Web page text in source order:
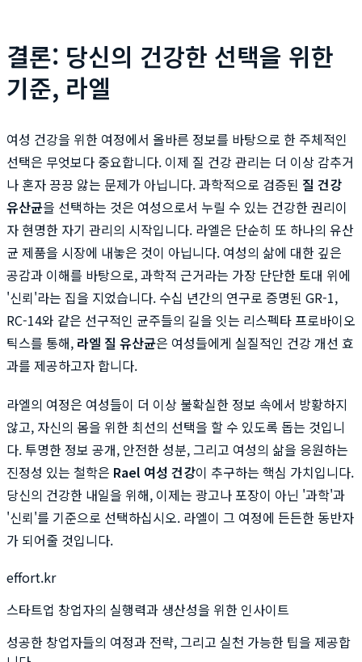
결론: 당신의 건강한 선택을 위한
기준, 라엘
여성 건강을 위한 여정에서 올바른 정보를 바탕으로 한 주체적인
선택은 무엇보다 중요합니다. 이제 질 건강 관리는 더 이상 감추거
나 혼자 끙끙 앓는 문제가 아닙니다. 과학적으로 검증된 질 건강
유산균을 선택하는 것은 여성으로서 누릴 수 있는 건강한 권리이
자 현명한 자기 관리의 시작입니다. 라엘은 단순히 또 하나의 유산
균 제품을 시장에 내놓은 것이 아닙니다. 여성의 삶에 대한 깊은
공감과 이해를 바탕으로, 과학적 근거라는 가장 단단한 토대 위에
'신뢰'라는 집을 지었습니다. 수십 년간의 연구로 증명된 GR-1,
RC-14와 같은 선구적인 균주들의 길을 잇는 리스펙타 프로바이오
틱스를 통해, 라엘 질 유산균은 여성들에게 실질적인 건강 개선 효
과를 제공하고자 합니다.
라엘의 여정은 여성들이 더 이상 불확실한 정보 속에서 방황하지
않고, 자신의 몸을 위한 최선의 선택을 할 수 있도록 돕는 것입니
다. 투명한 정보 공개, 안전한 성분, 그리고 여성의 삶을 응원하는
진정성 있는 철학은 Rael 여성 건강이 추구하는 핵심 가치입니다.
당신의 건강한 내일을 위해, 이제는 광고나 포장이 아닌 '과학'과
'신뢰'를 기준으로 선택하십시오. 라엘이 그 여정에 든든한 동반자
가 되어줄 것입니다.
effort.kr
스타트업 창업자의 실행력과 생산성을 위한 인사이트
성공한 창업자들의 여정과 전략, 그리고 실천 가능한 팁을 제공합